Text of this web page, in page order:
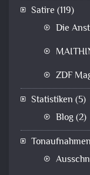
Satire (119)
Die
ZDF
Statistiken (5)
Blog(2)
Tonaufnahmen